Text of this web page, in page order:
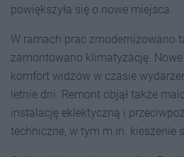
powiększyła się o nowe miejsca.
W ramach prac zmodernizowano
zamontowano klimatyzację.
komfort widzów w czasie
letnie dni. Remont objął także
instalację eklektyczną i
techniczne, w tym m.in. kieszenie